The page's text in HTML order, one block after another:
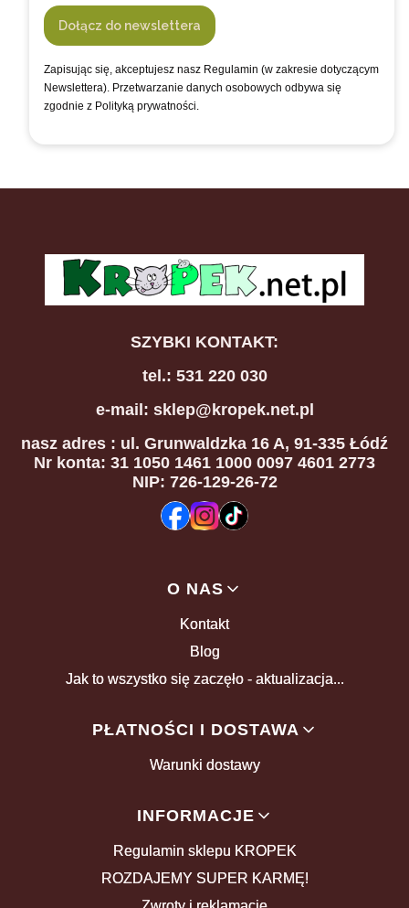
Dołącz do newslettera
Zapisując się, akceptujesz nasz Regulamin (w zakresie dotyczącym
Newslettera). Przetwarzanie danych osobowych odbywa się
zgodnie z Polityką prywatności.
SZYBKI KONTAKT:
tel.: 531 220 030
e-mail: sklep@kropek.net.pl
nasz adres : ul. Grunwaldzka 16 A, 91-335 Łódź
Nr konta: 31 1050 1461 1000 0097 4601 2773
NIP: 726-129-26-72
O NAS
Kontakt
Blog
Jak to wszystko się zaczęło - aktualizacja...
PŁATNOŚCI I DOSTAWA
Warunki dostawy
INFORMACJE
Regulamin sklepu KROPEK
ROZDAJEMY SUPER KARMĘ!